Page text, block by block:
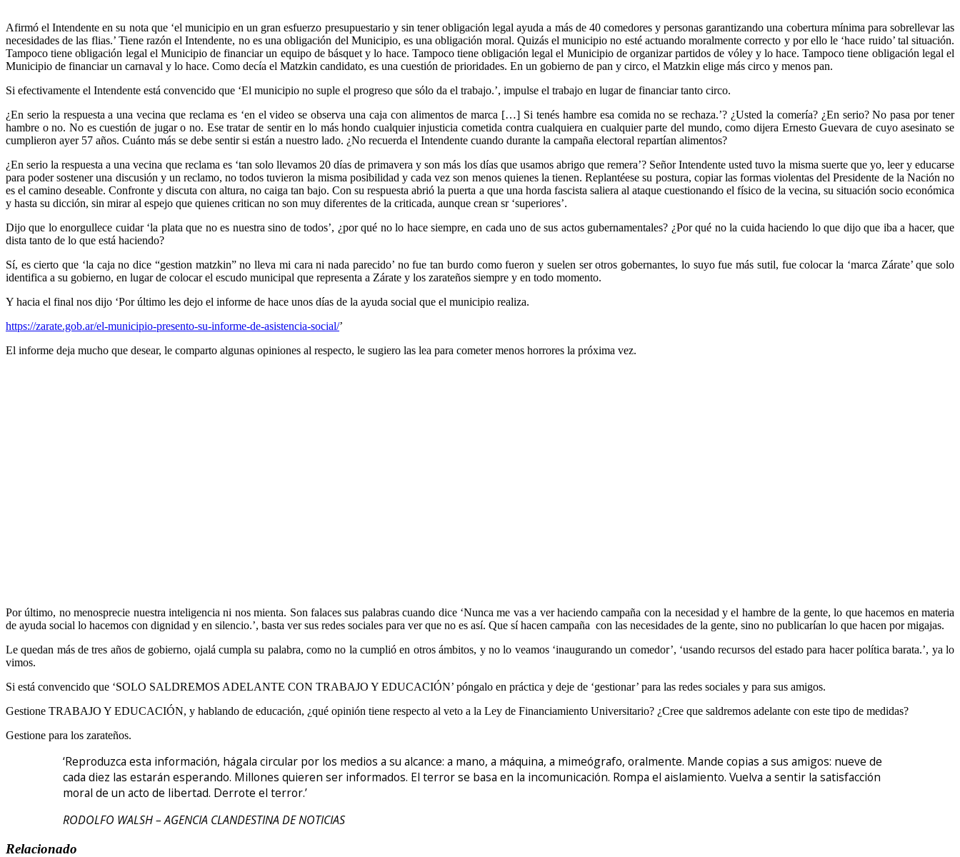
Afirmó el Intendente en su nota que ‘el municipio en un gran esfuerzo presupuestario y sin tener obligación legal ayuda a más de 40 comedores y personas garantizando una cobertura mínima para sobrellevar las
necesidades de las flias.’ Tiene razón el Intendente, no es una obligación del Municipio, es una obligación moral. Quizás el municipio no esté actuando moralmente correcto y por ello le ‘hace ruido’ tal situación.
Tampoco tiene obligación legal el Municipio de financiar un equipo de básquet y lo hace. Tampoco tiene obligación legal el Municipio de organizar partidos de vóley y lo hace. Tampoco tiene obligación legal el
Municipio de financiar un carnaval y lo hace. Como decía el Matzkin candidato, es una cuestión de prioridades. En un gobierno de pan y circo, el Matzkin elige más circo y menos pan.
Si efectivamente el Intendente está convencido que ‘El municipio no suple el progreso que sólo da el trabajo.’, impulse el trabajo en lugar de financiar tanto circo.
¿En serio la respuesta a una vecina que reclama es ‘en el video se observa una caja con alimentos de marca […] Si tenés hambre esa comida no se rechaza.’? ¿Usted la comería? ¿En serio? No pasa por tener
hambre o no. No es cuestión de jugar o no. Ese tratar de sentir en lo más hondo cualquier injusticia cometida contra cualquiera en cualquier parte del mundo, como dijera Ernesto Guevara de cuyo asesinato se
cumplieron ayer 57 años. Cuánto más se debe sentir si están a nuestro lado. ¿No recuerda el Intendente cuando durante la campaña electoral repartían alimentos?
¿En serio la respuesta a una vecina que reclama es ‘tan solo llevamos 20 días de primavera y son más los días que usamos abrigo que remera’? Señor Intendente usted tuvo la misma suerte que yo, leer y educarse
para poder sostener una discusión y un reclamo, no todos tuvieron la misma posibilidad y cada vez son menos quienes la tienen. Replantéese su postura, copiar las formas violentas del Presidente de la Nación no
es el camino deseable. Confronte y discuta con altura, no caiga tan bajo. Con su respuesta abrió la puerta a que una horda fascista saliera al ataque cuestionando el físico de la vecina, su situación socio económica
y hasta su dicción, sin mirar al espejo que quienes critican no son muy diferentes de la criticada, aunque crean sr ‘superiores’.
Dijo que lo enorgullece cuidar ‘la plata que no es nuestra sino de todos’, ¿por qué no lo hace siempre, en cada uno de sus actos gubernamentales? ¿Por qué no la cuida haciendo lo que dijo que iba a hacer, que
dista tanto de lo que está haciendo?
Sí, es cierto que ‘la caja no dice “gestion matzkin” no lleva mi cara ni nada parecido’ no fue tan burdo como fueron y suelen ser otros gobernantes, lo suyo fue más sutil, fue colocar la ‘marca Zárate’ que solo
identifica a su gobierno, en lugar de colocar el escudo municipal que representa a Zárate y los zarateños siempre y en todo momento.
Y hacia el final nos dijo ‘Por último les dejo el informe de hace unos días de la ayuda social que el municipio realiza.
https://zarate.gob.ar/el-municipio-presento-su-informe-de-asistencia-social/’
El informe deja mucho que desear, le comparto algunas opiniones al respecto, le sugiero las lea para cometer menos horrores la próxima vez.
Por último, no menosprecie nuestra inteligencia ni nos mienta. Son falaces sus palabras cuando dice ‘Nunca me vas a ver haciendo campaña con la necesidad y el hambre de la gente, lo que hacemos en materia
de ayuda social lo hacemos con dignidad y en silencio.’, basta ver sus redes sociales para ver que no es así. Que sí hacen campaña con las necesidades de la gente, sino no publicarían lo que hacen por migajas.
Le quedan más de tres años de gobierno, ojalá cumpla su palabra, como no la cumplió en otros ámbitos, y no lo veamos ‘inaugurando un comedor’, ‘usando recursos del estado para hacer política barata.’, ya lo
vimos.
Si está convencido que ‘SOLO SALDREMOS ADELANTE CON TRABAJO Y EDUCACIÓN’ póngalo en práctica y deje de ‘gestionar’ para las redes sociales y para sus amigos.
Gestione TRABAJO Y EDUCACIÓN, y hablando de educación, ¿qué opinión tiene respecto al veto a la Ley de Financiamiento Universitario? ¿Cree que saldremos adelante con este tipo de medidas?
Gestione para los zarateños.
‘Reproduzca esta información, hágala circular por los medios a su alcance: a mano, a máquina, a mimeógrafo, oralmente. Mande copias a sus amigos: nueve de
cada diez las estarán esperando. Millones quieren ser informados. El terror se basa en la incomunicación. Rompa el aislamiento. Vuelva a sentir la satisfacción
moral de un acto de libertad. Derrote el terror.’
RODOLFO WALSH – AGENCIA CLANDESTINA DE NOTICIAS
Relacionado